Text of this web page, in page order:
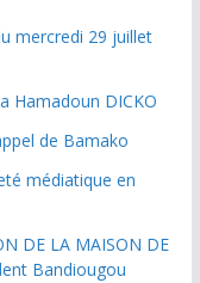
mercredi 29 juillet
Hamadoun DICKO
de Bamako
médiatique en
DE LA MAISON DE
Bandiougou